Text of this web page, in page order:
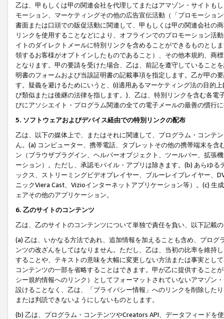
乙は、甲もしくは甲の関連会社を代理してまたはアマゾン・サイトも
モーション、マーケティングその他の広告宣伝活動（「プロモーショ
書面または口頭での販促活動に関連して、甲もしくは甲の関連会社の
リンクを使用することなどにより、オフラインでのプロモーション活
イトのダイレクトメールに特別リンクを含めることができるものとし
領するお客様がオプトインしたものであること）、その他本規約、商
となります。甲の要請を受けた場合、乙は、前記を遵守していること
明書のフォームおよび当該証明書の記載事項を指定します。乙が甲の
す。疑義を避けるためにいうと、(i)適用あるマーケティング法の目的
び類似または後継の法律を指します。)、乙は、特別リンクを含む各
びにアソシエイト・プログラム関連の全ての電子メールの最善の慣行
5. ソフトウェアおよびデバイス経由での特別リンクの配布
乙は、以下の媒体上で、またはそれに関連して、プログラム・コンテ
ん。(a) コンピューター、携帯電話、タブレットその他の携帯端末を
ン（ブラウザプラグイン、ヘルパーオブジェクト、ツールバー、拡張
ーション）。ただし、承認モバイル・アプリは除きます。(b) あらゆ
ックス、ストリーミングビデオプレイヤー、ブルーレイプレイヤー、
ニックViera Cast、Vizioインターネットアプリケーション等）。(c)
ェアその他のアプリケーション。
6. 乙のサイトのコンテンツ
乙は、乙のサイトのコンテンツについて単独で責任を負い、以下記載
(a) 乙は、いかなる方法であれ、追加情報を加えることも含め、プロ
ンツの改ざんをしてはなりません。ただし、乙は、当初の比率を維持
することや、テキストの意味を大幅に変更しない方法または事実とし
コンテンツの一部を省略することはできます。甲が乙に提供すること
シー規約情報へのリンク）としてフォーマットされていないアマゾン
設けることなく、乙は、「プライバシー情報」へのリンクを削除した
または判読できないようにしないものとします。
(b) 乙は、プログラム・コンテンツやCreators API、データフィード